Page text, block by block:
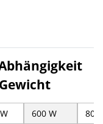
600 W
800